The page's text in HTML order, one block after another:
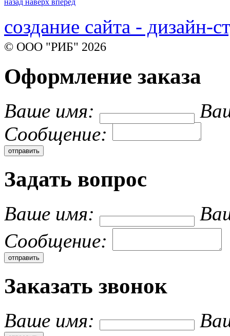
создание сайта - дизайн-
© ООО "РИБ" 2026
Оформление заказа
Ваше имя:
Cообщение:
Задать вопрос
Ваше имя:
Cообщение:
Заказать звонок
Ваше имя: